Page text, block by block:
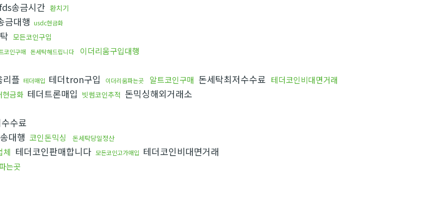
송금시간 환치기
금대행 usdc현금화
모든코인구입
코인구매 돈세탁해드립니다
이더리움구입대행
리플 테더매입 테더tron구입 이더리움파는곳 알트코인구매 돈세탁최저수수료 테더코인비대면거래
현금화 테더트론매입 빗썸코인추적 돈믹싱해외거래소
수료
대행 코인돈믹싱 돈세탁당일정산
체 테더코인판매합니다 모든코인고가매입 테더코인비대면거래
는곳